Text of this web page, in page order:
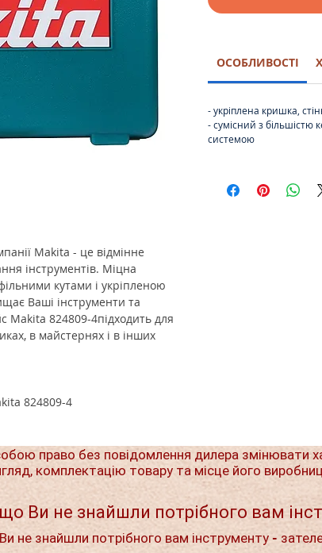
Makita - це відмінне
інструментів. Міцна
кутами і укріпленою
Ваші інструменти та
Makita 824809-4підходить для
в майстернях і в інших
824809-4
ОСОБЛИВОСТІ
- укріплена кришка,
- сумісний з більшістю
системою
право без повідомлення дилера змінювати
комплектацію товару та місце його
Ви не знайшли потрібного вам
не знайшли потрібного вам інструменту -